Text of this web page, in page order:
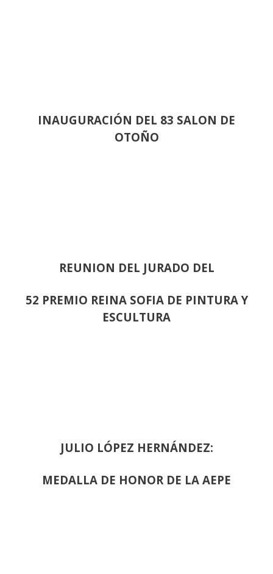
INAUGURACIÓN DEL 83 SALON DE
OTOÑO
REUNION DEL JURADO DEL
52 PREMIO REINA SOFIA DE PINTURA Y
ESCULTURA
JULIO LÓPEZ HERNÁNDEZ:
MEDALLA DE HONOR DE LA AEPE